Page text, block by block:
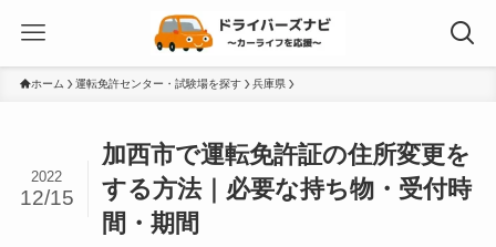
ホーム 運転免許センター・試験場を探す 兵庫県
加西市で運転免許証の住所変更を
する方法｜必要な持ち物・受付時
間・期間
2022
12/15